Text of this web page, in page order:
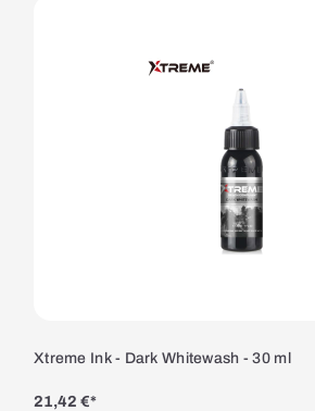
Xtreme Ink - Dark Whitewash - 30 ml
21,42 €*